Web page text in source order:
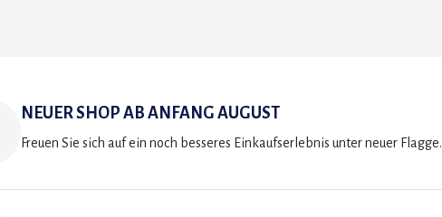
NEUER SHOP AB ANFANG AUGUST
Freuen Sie sich auf ein noch besseres Einkaufserlebnis unter neuer Flagge.